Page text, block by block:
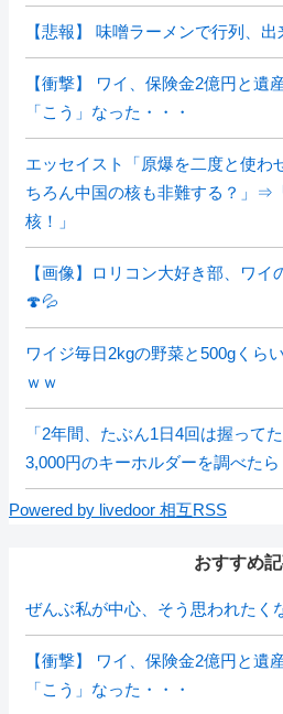
【悲報】 味噌ラーメンで行列、出
【衝撃】 ワイ、保険金2億円と遺
「こう」なった・・・
エッセイスト「原爆を二度と使
ちろん中国の核も非難する？」⇒
核！」
【画像】ロリコン大好き部、ワ
🍄💦
ワイジ毎日2kgの野菜と500gくら
ｗｗ
「2年間、たぶん1日4回は握って
3,000円のキーホルダーを調べたら
Powered by livedoor 相互RSS
おすすめ
ぜんぶ私が中心、そう思われたく
【衝撃】 ワイ、保険金2億円と遺
「こう」なった・・・